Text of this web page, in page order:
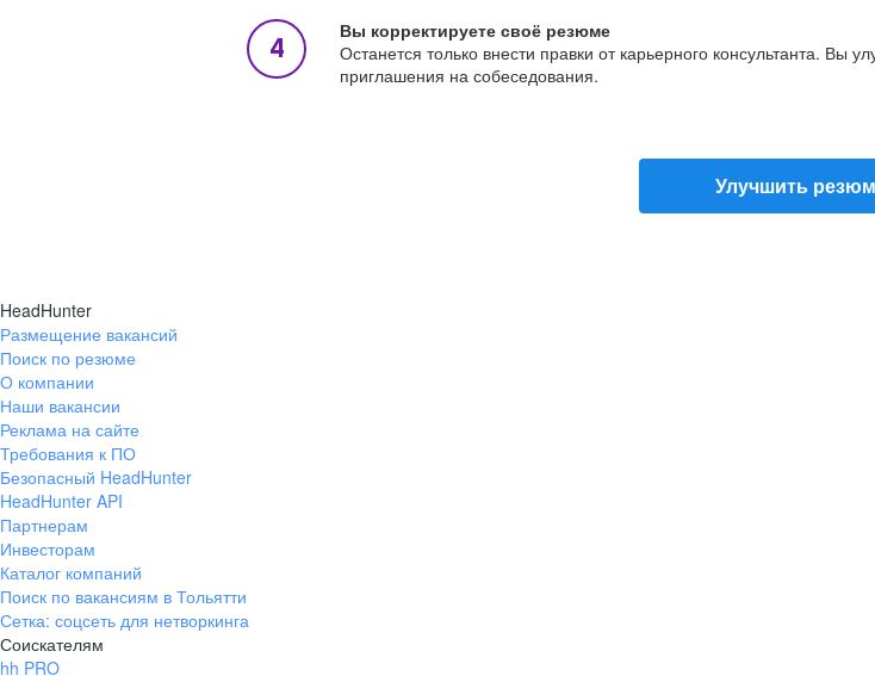
Вы корректируете своё резюме
Останется только внести правки от карьерного консультанта. Вы
приглашения на собеседования.
Улучшить
HeadHunter
Размещение вакансий
Поиск по резюме
О компании
Наши вакансии
Реклама на сайте
Требования к ПО
Безопасный HeadHunter
HeadHunter API
Партнерам
Инвесторам
Каталог компаний
Поиск по вакансиям в Тольятти
Сетка: соцсеть для нетворкинга
Соискателям
hh PRO